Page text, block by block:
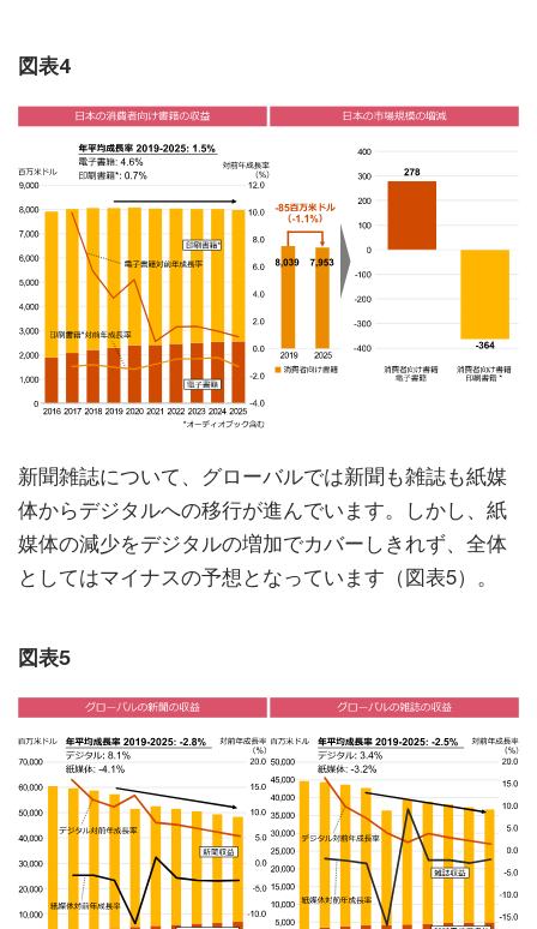
図表4
新聞雑誌について、グローバルでは新聞も雑誌も紙媒
体からデジタルへの移行が進んでいます。しかし、紙
媒体の減少をデジタルの増加でカバーしきれず、全体
としてはマイナスの予想となっています（図表5）。
図表5